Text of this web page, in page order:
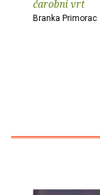
čarobni vrt
Branka Primorac